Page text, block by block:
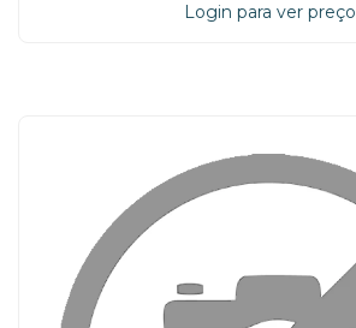
Login para ver preço